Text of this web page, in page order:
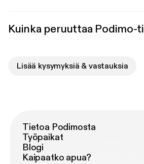
Kuinka peruuttaa Podimo-
Lisää kysymyksiä & vastauksia
Tietoa Podimosta
Työpaikat
Blogi
Kaipaatko apua?